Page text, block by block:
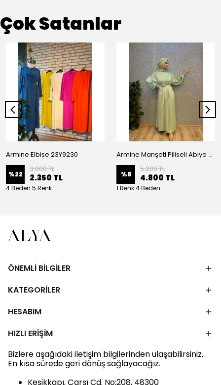
Çok Satanlar
Armine Elbise 23Y9230
%22
3.000 TL
2.350 TL
4 Beden 5 Renk
Armine Manşeti Piliseli Abiye Elbise 23Y9617
%8
5.200 TL
4.800 TL
1 Renk 4 Beden
ÖNEMLİ BİLGİLER
KATEGORİLER
HESABIM
HIZLI ERİŞİM
Bizlere aşağıdaki iletişim bilgilerinden ulaşabilirsiniz.
En kısa sürede geri dönüş sağlayacağız.
Kesikkapı, Çarşı Cd. No:208, 48300